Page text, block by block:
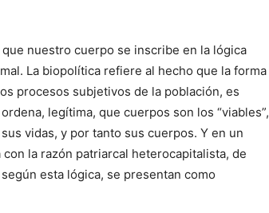
nuestro cuerpo se inscribe en la lógica
La biopolítica refiere al hecho que la forma
procesos subjetivos de la población, es
legítima, que cuerpos son los “viables”,
vidas, y por tanto sus cuerpos. Y en un
la razón patriarcal heterocapitalista, de
esta lógica, se presentan como